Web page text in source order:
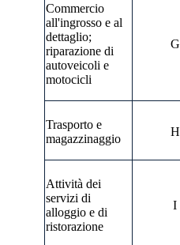
Commercio
all'ingrosso e al
dettaglio;
riparazione di
autoveicoli e
motocicli
G
Trasporto e
magazzinaggio
H
Attività dei
servizi di
alloggio e di
ristorazione
I